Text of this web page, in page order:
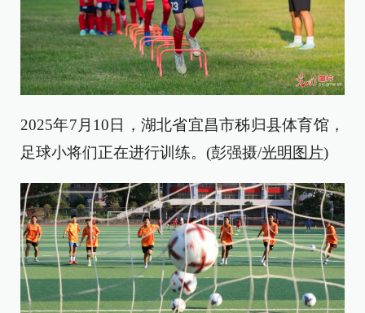
2025年7月10日，湖北省宜昌市秭归县体育馆，
足球小将们正在进行训练。(彭强摄/光明图片)